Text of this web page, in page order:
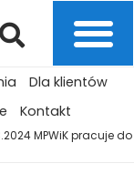
Dla klientów
Kontakt
MPWiK pracuje do